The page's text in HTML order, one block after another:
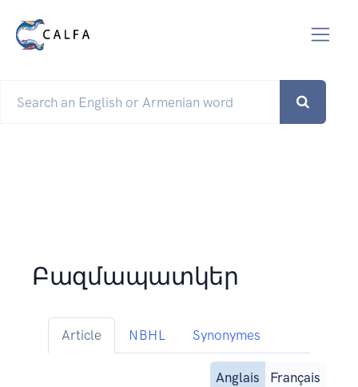
Բազմապատկեր
Article NBHL Synonymes
Anglais Français